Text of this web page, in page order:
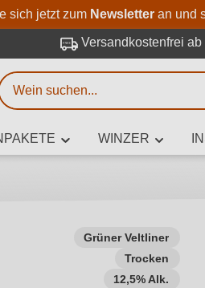
sich jetzt zum Newsletteran und
Versandkostenfrei
WINZER
Grüner Veltliner
Trocken
12,5% Alk.
3 Zeichen eingeben
Sie, welchen Wein Sie suchen
Rebsorte, Region,